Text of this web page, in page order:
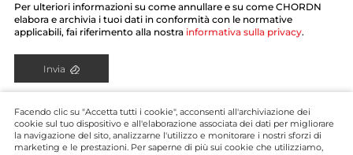
Per ulteriori informazioni su come annullare e su come CHORDN
elabora e archivia i tuoi dati in conformità con le normative
applicabili, fai riferimento alla nostra informativa sulla privacy.
Invia
Facendo clic su "Accetta tutti i cookie", acconsenti all'archiviazione dei
cookie sul tuo dispositivo e all'elaborazione associata dei dati per migliorare
la navigazione del sito, analizzarne l'utilizzo e monitorare i nostri sforzi di
marketing e le prestazioni. Per saperne di più sui cookie che utilizziamo,